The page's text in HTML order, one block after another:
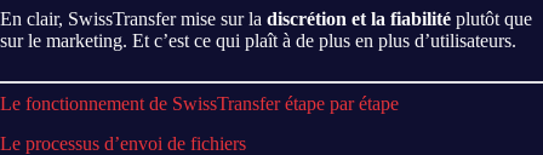
En clair, SwissTransfer mise sur la discrétion et la fiabilité plutôt que
sur le marketing. Et c’est ce qui plaît à de plus en plus d’utilisateurs.
Le fonctionnement de SwissTransfer étape par étape
Le processus d’envoi de fichiers